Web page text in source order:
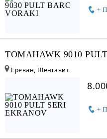
+
TOMAHAWK 9010
+
Ереван, Шенгавит